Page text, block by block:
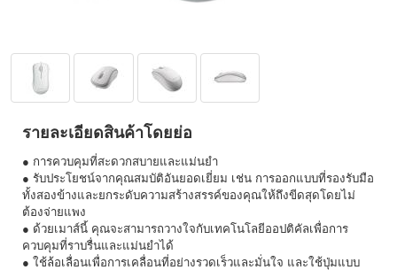
รายละเอียดสินค้าโดยย่อ
● การควบคุมที่สะดวกสบายและแม่นยำ
● รับประโยชน์จากคุณสมบัติอันยอดเยี่ยม เช่น การออกแบบที่รองรับมือ
ทั้งสองข้างและยกระดับความสร้างสรรค์ของคุณให้ถึงขีดสุดโดยไม่
ต้องจ่ายแพง
● ด้วยเมาส์นี้ คุณจะสามารถวางใจกับเทคโนโลยีออปติคัลเพื่อการ
ควบคุมที่ราบรื่นและแม่นยำได้
● ใช้ล้อเลื่อนเพื่อการเคลื่อนที่อย่างรวดเร็วและมั่นใจ และใช้ปุ่มแบบ